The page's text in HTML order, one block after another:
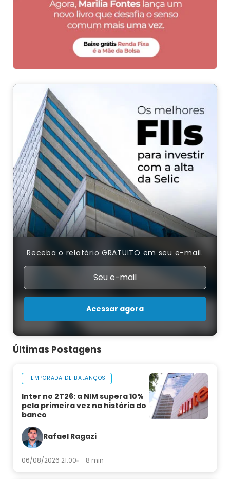
Receba o relatório GRATUITO em seu e-mail.
Acessar agora
Últimas Postagens
TEMPORADA DE BALANÇOS
Inter no 2T26: a NIM supera 10%
pela primeira vez na história do
banco
Rafael Ragazi
06/08/2026 21:00 8 min